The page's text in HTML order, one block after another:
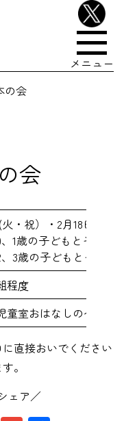
メニュー
の会
会
火・祝）・2月18日（火
、1歳の子どもとその
、3歳の子どもとその
程度
童室おはなしのへや
直接おいでください
。
ェア／